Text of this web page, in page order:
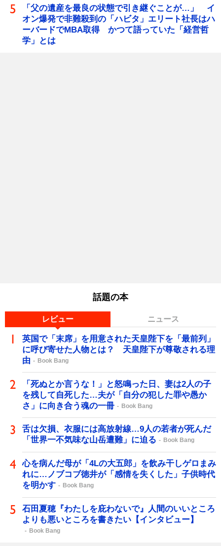
「父の遺産を最良の状態で引き継ぐことが…」 イ
オン爆発で非難殺到の「ハビタ」エリート社長はハ
ーバードでMBA取得 かつて語っていた「経営哲
学」とは
話題の本
レビュー ニュース
英国で「末席」を用意された天皇陛下を「最前列」
に呼び寄せた人物とは？ 天皇陛下が尊敬される理
由
Book Bang
「死ぬとか言うな！」と怒鳴った日、妻は2人の子
を残して自死した…夫が「自分の犯した罪や愚か
さ」に向き合う魂の一冊
Book Bang
舌は欠損、衣服には高放射線…9人の若者が死んだ
「世界一不気味な山岳遭難」に迫る
Book Bang
心を病んだ母が「4Lの大五郎」を飲み干しゲロまみ
れに…ノブコブ徳井が「感情を失くした」子供時代
を明かす
Book Bang
石田夏穂『わたしを庇わないで』人間のいいところ
よりも悪いところを書きたい【インタビュー】
Book Bang